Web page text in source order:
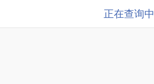
正在查询中